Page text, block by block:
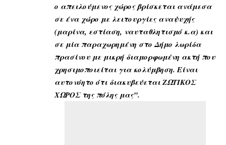
ο απειλούμενος χώρος βρίσκεται ανάμεσα
σε ένα χώρο με λειτουργίες αναψυχής
(μαρίνα, εστίαση, ναυταθλητισμό κ.α) και
σε μία παραχωρημένη στο Δήμο λωρίδα
πρασίνου με μικρή διαμορφωμένη ακτή που
χρησιμοποιείται για κολύμβηση. Είναι
αυτονόητο ότι διακυβεύεται ΖΩΤΙΚΟΣ
ΧΩΡΟΣ της πόλης μας”.